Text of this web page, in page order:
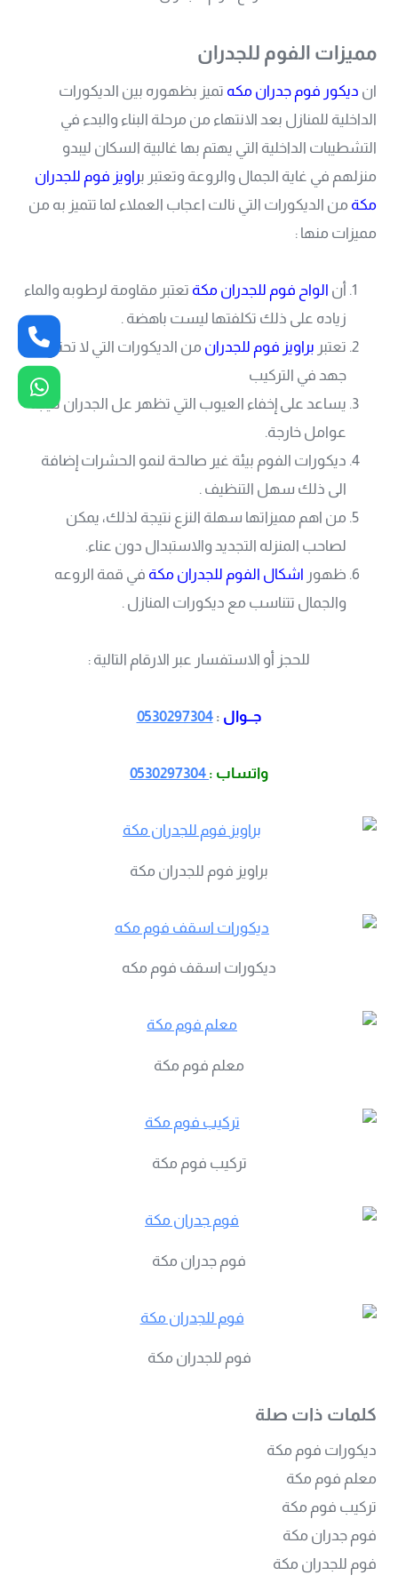
مميزات الفوم للجدران
ان ديكور فوم جدران مكه تميز بظهوره بين الديكورات
الداخلية للمنازل بعد الانتهاء من مرحلة البناء والبدء في
التشطيبات الداخلية التي يهتم بها غالبية السكان ليبدو
منزلهم في غاية الجمال والروعة وتعتبر براويز فوم للجدران
مكة من الديكورات التي نالت اعجاب العملاء لما تتميز به من
مميزات منها :
أن الواح فوم للجدران مكة تعتبر مقاومة لرطوبه والماء
زياده على ذلك تكلفتها ليست باهضة .
تعتبر براويز فوم للجدران من الديكورات التي لا تحتاج
جهد في التركيب
يساعد على إخفاء العيوب التي تظهر عل الجدران نتيجة
عوامل خارجة.
ديكورات الفوم بيئة غير صالحة لنمو الحشرات إضافة
الى ذلك سهل التنظيف .
من اهم مميزاتها سهلة النزع نتيجة لذلك، يمكن
لصاحب المنزله التجديد والاستبدال دون عناء.
ظهور اشكال الفوم للجدران مكة في قمة الروعه
والجمال تتناسب مع ديكورات المنازل .
للحجز أو الاستفسار عبر الارقام التالية :
جــوال :
0530297304
واتساب :
براويز فوم للجدران مكة
ديكورات اسقف فوم مكه
معلم فوم مكة
تركيب فوم مكة
فوم جدران مكة
فوم للجدران مكة
كلمات ذات صلة
ديكورات فوم مكة
معلم فوم مكة
تركيب فوم مكة
فوم جدران مكة
فوم للجدران مكة